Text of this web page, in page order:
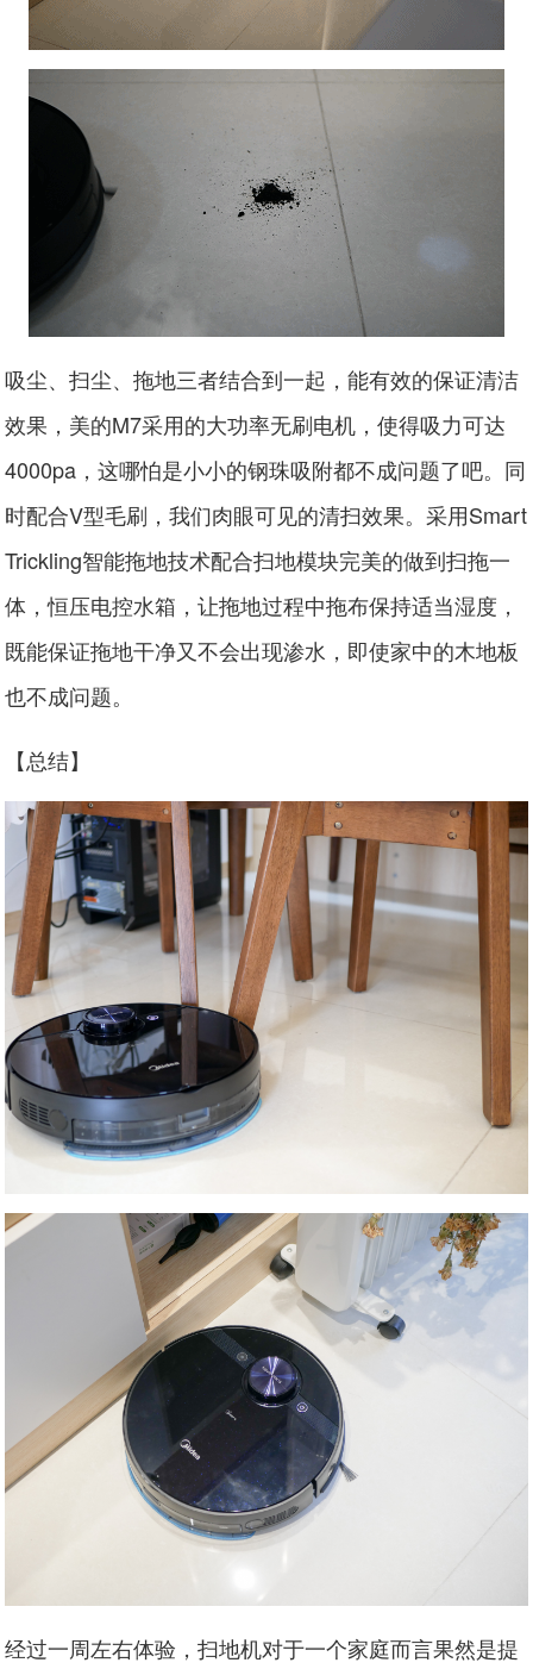
吸尘、扫尘、拖地三者结合到一起，能有效的保证清洁
效果，美的M7采用的大功率无刷电机，使得吸力可达
4000pa，这哪怕是小小的钢珠吸附都不成问题了吧。同
时配合V型毛刷，我们肉眼可见的清扫效果。采用Smart
Trickling智能拖地技术配合扫地模块完美的做到扫拖一
体，恒压电控水箱，让拖地过程中拖布保持适当湿度，
既能保证拖地干净又不会出现渗水，即使家中的木地板
也不成问题。
【总结】
经过一周左右体验，扫地机对于一个家庭而言果然是提